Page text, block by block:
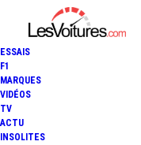
ESSAIS
F1
MARQUES
VIDÉOS
TV
ACTU
INSOLITES